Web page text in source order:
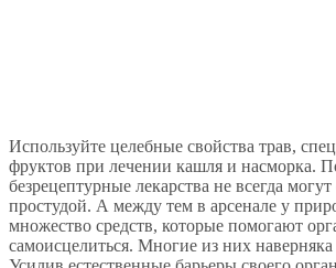
Используйте целебные свойства трав,
фруктов при лечении кашля и насморка.
безрецептурные лекарства не всегда могут
простудой. А между тем в арсенале у
множество средств, которые помогают
самоисцелиться. Многие из них наверняка